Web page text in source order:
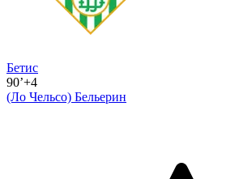
Бетис
90’+4
(Ло Чельсо) Бельерин